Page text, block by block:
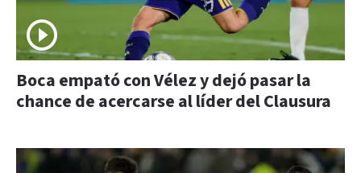
Boca empató con Vélez y dejó pasar la
chance de acercarse al líder del Clausura